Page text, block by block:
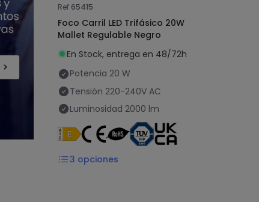
Ref 65415
Foco Carril LED Trifásico 20W
Mallet Regulable Negro
En Stock, entrega en 48/72h
Potencia 20 W
Tensión 220-240V AC
Luminosidad 2000 lm
3 opciones